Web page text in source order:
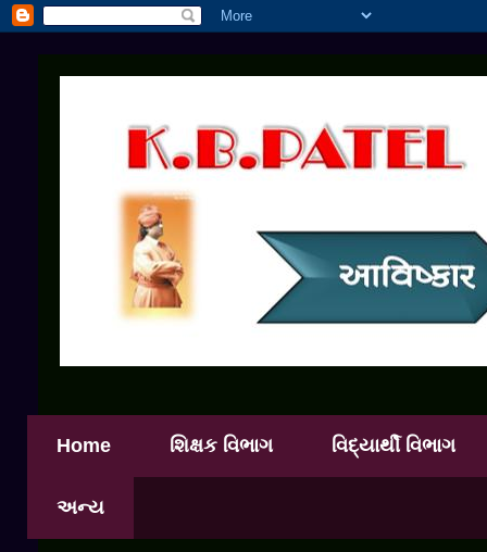
Home શિક્ષક વિભાગ વિદ્યાર્થી વિભાગ
અન્ય